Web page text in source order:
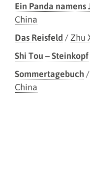
Ein Panda namens
China
Das Reisfeld / Zhu
Shi Tou – Steinkopf
Sommertagebuch /
China